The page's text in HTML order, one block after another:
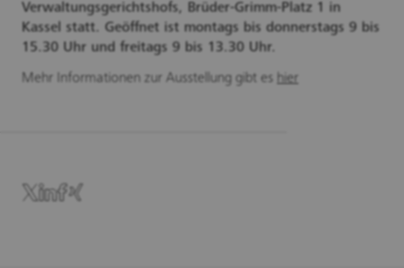
Verwaltungsgerichtshofs, Brüder-Grimm-Platz 1 in
Kassel statt. Geöffnet ist montags bis donnerstags 9 bis
15.30 Uhr und freitags 9 bis 13.30 Uhr.
Mehr Informationen zur Ausstellung gibt es hier